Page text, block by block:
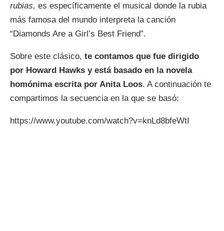
rubias, es específicamente el musical donde la rubia
más famosa del mundo interpreta la canción
“Diamonds Are a Girl’s Best Friend”.
Sobre este clásico, te contamos que fue dirigido
por Howard Hawks y está basado en la novela
homónima escrita por Anita Loos. A continuación te
compartimos la secuencia en la que se basó:
https://www.youtube.com/watch?v=knLd8bfeWtI